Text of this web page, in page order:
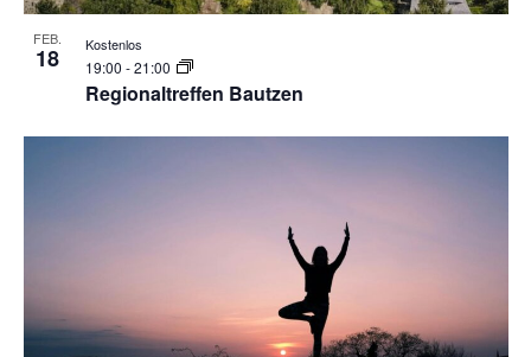
FEB.
18
Regionaltreffen Bautzen
19:00 -21:00
Kostenlos